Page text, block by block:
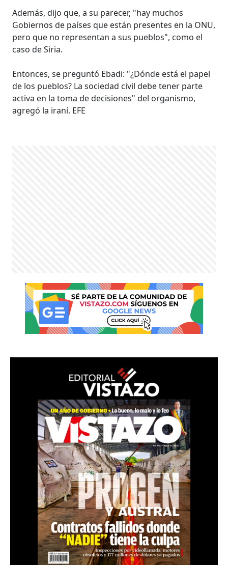
Además, dijo que, a su parecer, "hay muchos
Gobiernos de países que están presentes en la ONU,
pero que no representan a sus pueblos", como el
caso de Siria.
Entonces, se preguntó Ebadi: "¿Dónde está el papel
de los pueblos? La sociedad civil debe tener parte
activa en la toma de decisiones" del organismo,
agregó la iraní. EFE